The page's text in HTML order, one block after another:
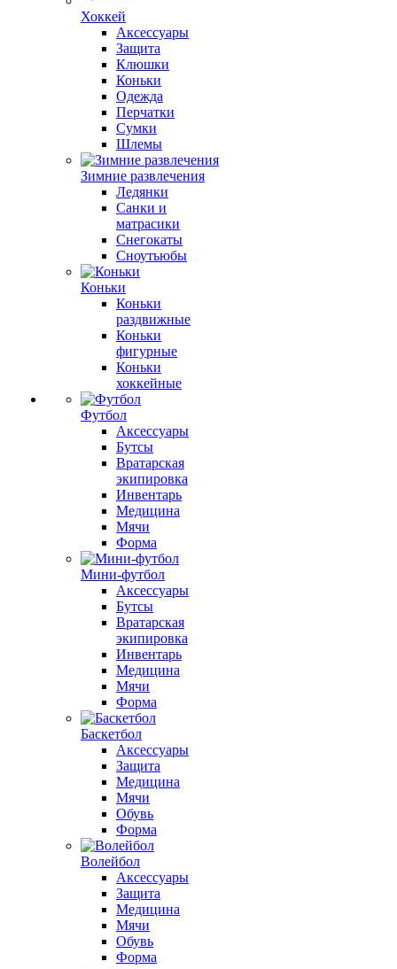
Хоккей
Аксессуары
Защита
Клюшки
Коньки
Одежда
Перчатки
Сумки
Шлемы
Зимние развлечения
Ледянки
Санки и
матрасики
Снегокаты
Сноутьюбы
Коньки
Коньки
раздвижные
Коньки
фигурные
Коньки
хоккейные
Футбол
Аксессуары
Бутсы
Вратарская
экипировка
Инвентарь
Медицина
Мячи
Форма
Мини-футбол
Аксессуары
Бутсы
Вратарская
экипировка
Инвентарь
Медицина
Мячи
Форма
Баскетбол
Аксессуары
Защита
Медицина
Мячи
Обувь
Форма
Волейбол
Аксессуары
Защита
Медицина
Мячи
Обувь
Форма